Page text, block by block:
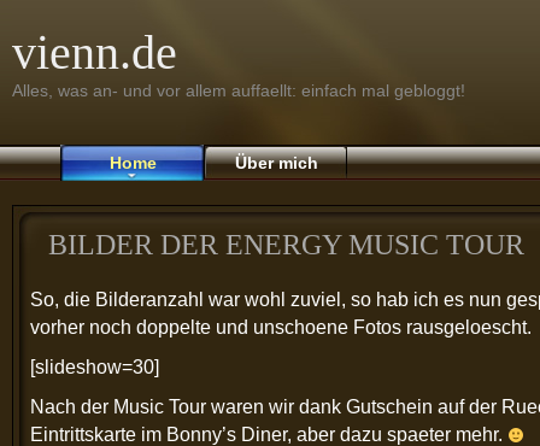
vienn.de
Alles, was an- und vor allem auffaellt: einfach mal gebloggt!
Home Über mich
BILDER DER ENERGY MUSIC TOUR
So, die Bilderanzahl war wohl zuviel, so hab ich es nun
vorher noch doppelte und unschoene Fotos rausgeloescht.
[slideshow=30]
Nach der Music Tour waren wir dank Gutschein auf der
Eintrittskarte im Bonny’s Diner, aber dazu spaeter mehr.